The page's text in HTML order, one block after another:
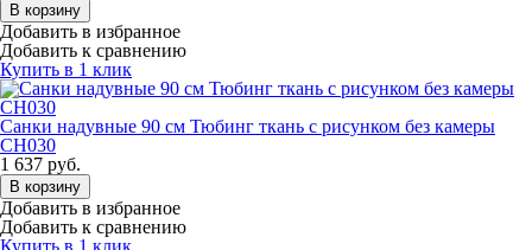
В корзину
Добавить в избранное
Добавить к сравнению
Купить в 1 клик
Санки надувные 90 см Тюбинг ткань с рисунком без камеры
СН030
1 637 руб.
В корзину
Добавить в избранное
Добавить к сравнению
Купить в 1 клик